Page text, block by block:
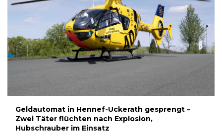
Geldautomat in Hennef-Uckerath gesprengt –
Zwei Täter flüchten nach Explosion,
Hubschrauber im Einsatz